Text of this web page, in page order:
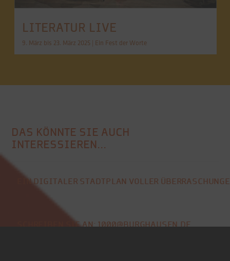
LITERATUR LIVE
9. März bis 23. März 2025 | Ein Fest der Worte
DAS KÖNNTE SIE AUCH
INTERESSIEREN...
EIN DIGITALER STADTPLAN VOLLER
SCHREIBEN SIE AN: 1000@BURGHAUSEN.DE